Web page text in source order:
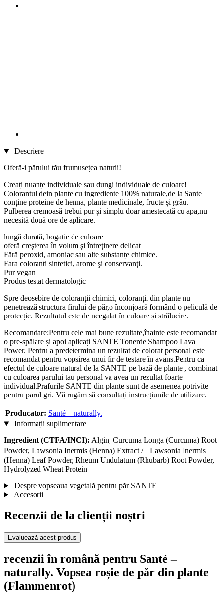
Descriere
Oferă-i părului tău frumusețea naturii!
Creați nuanțe individuale sau dungi individuale de culoare!
Colorantul dein plante cu ingrediente 100% naturale,de la Sante
conține proteine ​​de henna, plante medicinale, fructe și grâu.
Pulberea cremoasă trebui pur și simplu doar amestecată cu apa,nu
necesită două ore de aplicare.
lungă durată, bogatie de culoare
oferă creşterea în volum şi întreţinere delicat
Fără peroxid, amoniac sau alte substanțe chimice.
Fara coloranti sintetici, arome şi conservanţi.
Pur vegan
Produs testat dermatologic
Spre deosebire de coloranții chimici, coloranții din plante nu
penetrează structura firului de păr,o înconjoară formând o peliculă de
protecție. Rezultatul este de neegalat în culoare și strălucire.
Recomandare:Pentru cele mai bune rezultate,înainte este recomandat
o pre-spălare și apoi aplicați SANTE Tonerde Shampoo Lava
Power. Pentru a predetermina un rezultat de colorat personal este
recomandat pentru vopsirea unui fir de testare în avans.Pentru ca
efectul de culoare natural de la SANTE pe bază de plante , combinat
cu culoarea parului tau personal va avea un rezultat foarte
individual.Prafurile SANTE din plante sunt de asemenea potrivite
pentru parul gri. Vă rugăm să consultați instrucțiunile de utilizare.
Producator: Santé – naturally.
Informații suplimentare
Ingredient (CTFA/INCI): Algin, Curcuma Longa (Curcuma) Root
Powder, Lawsonia Inermis (Henna) Extract / Lawsonia Inermis
(Henna) Leaf Powder, Rheum Undulatum (Rhubarb) Root Powder,
Hydrolyzed Wheat Protein
Despre vopseaua vegetală pentru păr SANTE
Accesorii
Recenzii de la clienții noștri
Evaluează acest produs
recenzii în română pentru Santé –
naturally. Vopsea roșie de păr din plante
(Flammenrot)